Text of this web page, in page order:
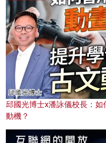
邱國光博士x潘詠儀校長：
動機？